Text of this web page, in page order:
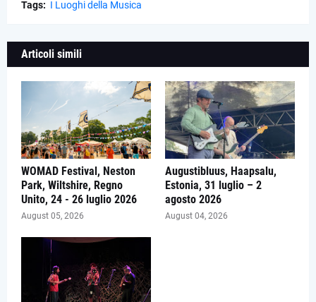
Tags: I Luoghi della Musica
Articoli simili
WOMAD Festival, Neston
Park, Wiltshire, Regno
Unito, 24 - 26 luglio 2026
August 05, 2026
Augustibluus, Haapsalu,
Estonia, 31 luglio – 2
agosto 2026
August 04, 2026